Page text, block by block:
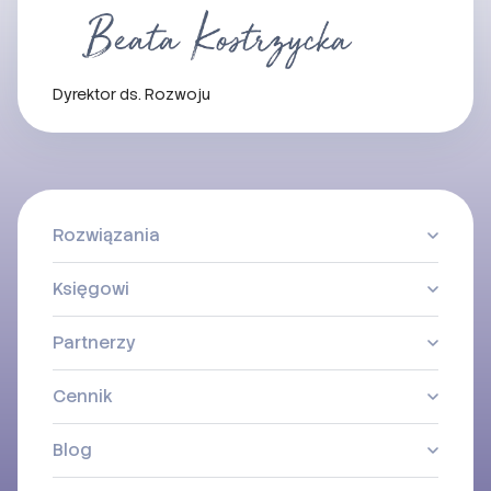
Dyrektor ds. Rozwoju
Rozwiązania
Księgowi
Partnerzy
Cennik
Blog